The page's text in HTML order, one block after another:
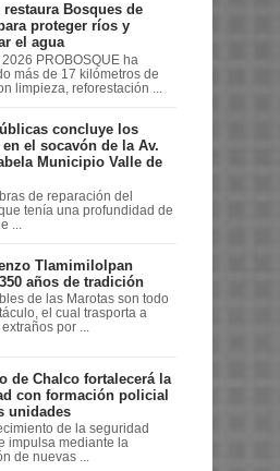
restaura Bosques de
proteger ríos y
el agua
PROBOSQUE ha
más de 17 kilómetros de
limpieza, reforestación ...
concluye los
el socavón de la Av.
Municipio Valle de
de reparación del
tenía una profundidad de
...
Tlamimilolpan
años de tradición
de las Marotas son todo
el cual trasporta a
por ...
de Chalco fortalecerá la
con formación policial
unidades
de la seguridad
impulsa mediante la
de nuevas ...